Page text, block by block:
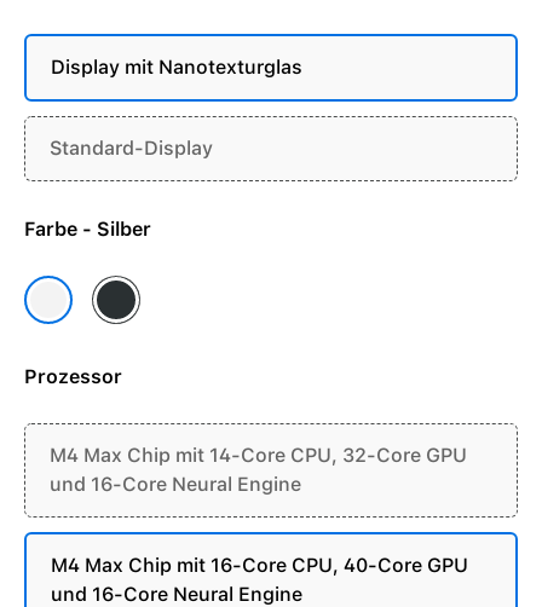
Display mit Nanotexturglas
Standard-Display
Farbe - Silber
Silber Space Schwarz
Prozessor
M4 Max Chip mit 14-Core CPU, 32-Core GPU
und 16-Core Neural Engine
M4 Max Chip mit 16-Core CPU, 40-Core GPU
und 16-Core Neural Engine